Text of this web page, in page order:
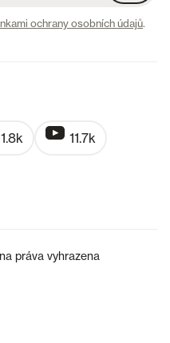
ochrany osobních údajů.
1.8k 11.7k
práva vyhrazena